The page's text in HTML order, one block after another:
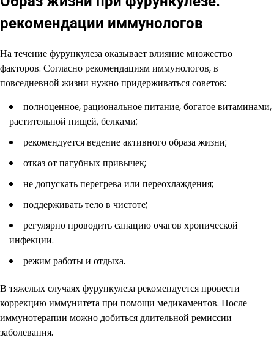
рекомендации иммунологов
На течение фурункулеза оказывает влияние множество
факторов. Согласно рекомендациям иммунологов, в
повседневной жизни нужно придерживаться советов:
полноценное, рациональное питание, богатое витаминами,
растительной пищей, белками;
рекомендуется ведение активного образа жизни;
отказ от пагубных привычек;
не допускать перегрева или переохлаждения;
поддерживать тело в чистоте;
регулярно проводить санацию очагов хронической
инфекции.
режим работы и отдыха.
В тяжелых случаях фурункулеза рекомендуется провести
коррекцию иммунитета при помощи медикаментов. После
иммунотерапии можно добиться длительной ремиссии
заболевания.